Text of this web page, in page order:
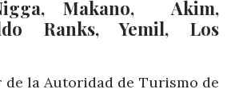
Makano, Akim,
Ranks, Yemil, Los
la Autoridad de Turismo de